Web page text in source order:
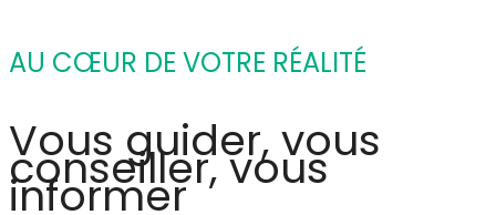
AU CŒUR DE VOTRE RÉALITÉ
Vous guider, vous
conseiller, vous
informer